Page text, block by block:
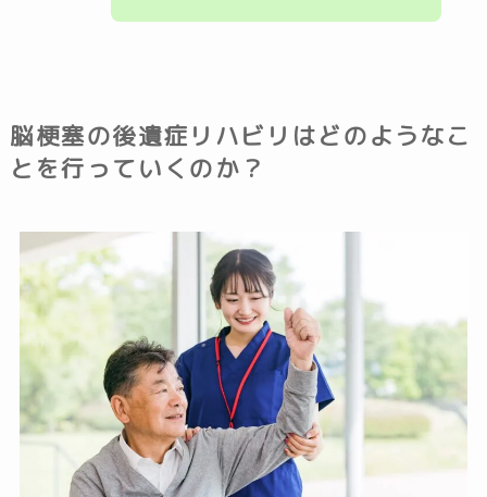
脳梗塞の後遺症リハビリはどのようなこ
とを行っていくのか？